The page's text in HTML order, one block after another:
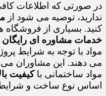
در صورتی که اطلاعات
ندارید، توصیه می شود از
کنید. بسیاری از
خدمات مشاوره ای رایگان
مواد با توجه به شرایط
می دهند. این مشاوران می
مواد ساختمانی باکیفیت
اساس نوع ساخت و شرایط